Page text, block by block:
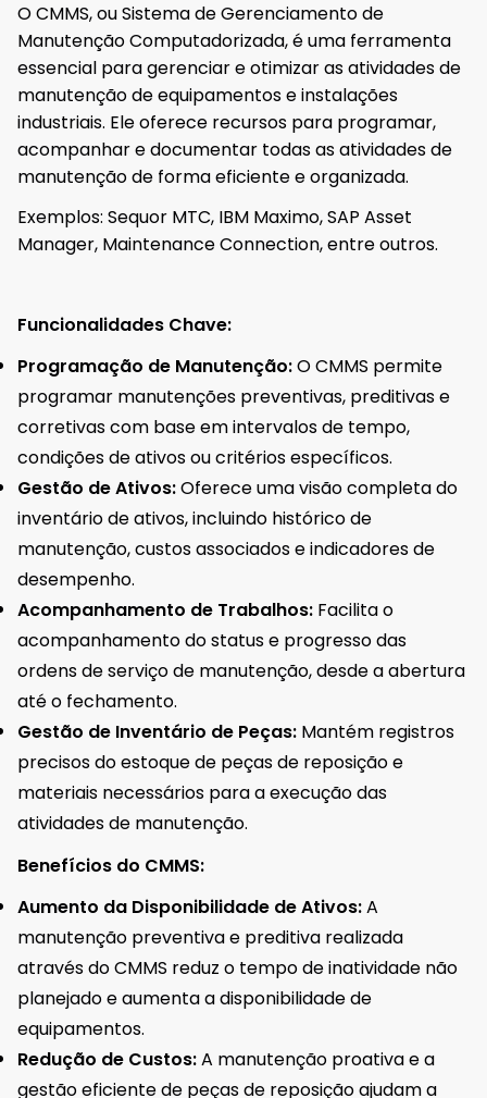
O CMMS, ou Sistema de Gerenciamento de
Manutenção Computadorizada, é uma ferramenta
essencial para gerenciar e otimizar as atividades de
manutenção de equipamentos e instalações
industriais. Ele oferece recursos para programar,
acompanhar e documentar todas as atividades de
manutenção de forma eficiente e organizada.
Exemplos: Sequor MTC, IBM Maximo, SAP Asset
Manager, Maintenance Connection, entre outros.
Funcionalidades Chave:
Programação de Manutenção:O CMMS permite
programar manutenções preventivas, preditivas e
corretivas com base em intervalos de tempo,
condições de ativos ou critérios específicos.
Gestão de Ativos:Oferece uma visão completa do
inventário de ativos, incluindo histórico de
manutenção, custos associados e indicadores de
desempenho.
Acompanhamento de Trabalhos: Facilita o
acompanhamento do status e progresso das
ordens de serviço de manutenção, desde a abertura
até o fechamento.
Gestão de Inventário de Peças: Mantém registros
precisos do estoque de peças de reposição e
materiais necessários para a execução das
atividades de manutenção.
Benefícios do CMMS:
Aumento da Disponibilidade de Ativos:A
manutenção preventiva e preditiva realizada
através do CMMS reduz o tempo de inatividade não
planejado e aumenta a disponibilidade de
equipamentos.
Redução de Custos:A manutenção proativa e a
gestão eficiente de peças de reposição ajudam a